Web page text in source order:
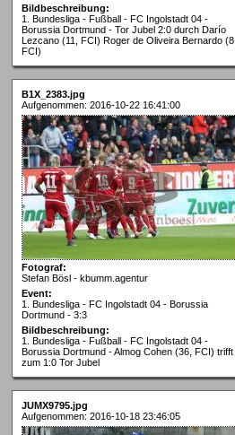
Bildbeschreibung:
1. Bundesliga - Fußball - FC Ingolstadt 04 -
Borussia Dortmund - Tor Jubel 2:0 durch Darío
Lezcano (11, FCI) Roger de Oliveira Bernardo (8,
FCI)
B1X_2383.jpg
Aufgenommen: 2016-10-22 16:41:00
Fotograf:
Stefan Bösl - kbumm.agentur
Event:
1. Bundesliga - FC Ingolstadt 04 - Borussia
Dortmund - 3:3
Bildbeschreibung:
1. Bundesliga - Fußball - FC Ingolstadt 04 -
Borussia Dortmund - Almog Cohen (36, FCI) trifft
zum 1:0 Tor Jubel
JUMX9795.jpg
Aufgenommen: 2016-10-18 23:46:05